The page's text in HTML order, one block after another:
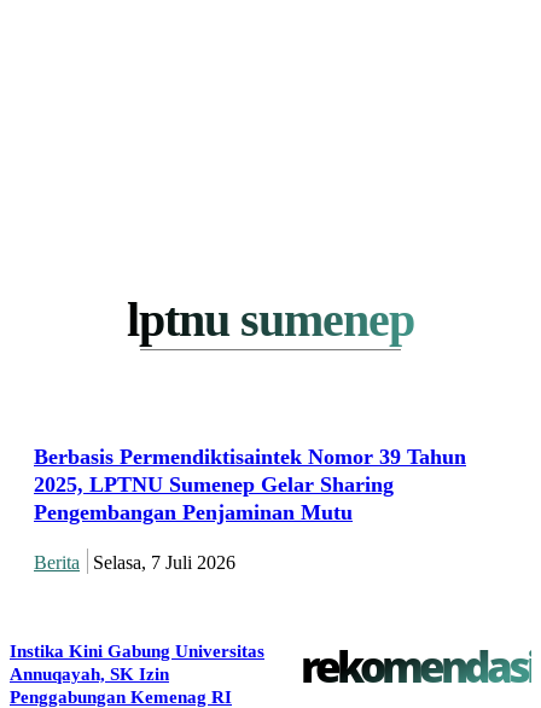
lptnu sumenep
Berbasis Permendiktisaintek Nomor 39 Tahun
2025, LPTNU Sumenep Gelar Sharing
Pengembangan Penjaminan Mutu
Berita Selasa, 7 Juli 2026
Instika Kini Gabung Universitas
Annuqayah, SK Izin
Penggabungan Kemenag RI
rekomendasi